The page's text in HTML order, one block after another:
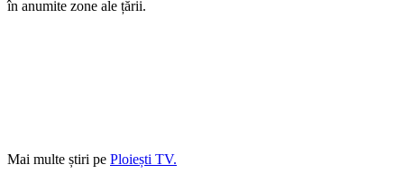
în anumite zone ale țării.
Mai multe știri pe Ploiești TV.